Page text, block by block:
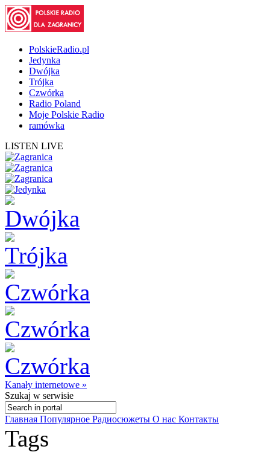
PolskieRadio.pl
Jedynka
Dwójka
Trójka
Czwórka
Radio Poland
Moje Polskie Radio
ramówka
LISTEN LIVE
Kanały internetowe »
Szukaj w serwisie
Главная Популярное Радиосюжеты О нас Контакты
Tags